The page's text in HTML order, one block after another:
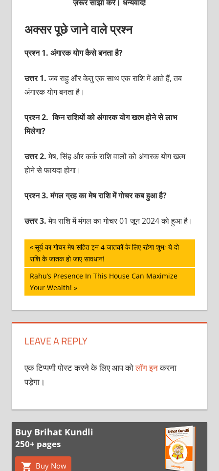
ज़रूर साझा करें। धन्यवाद!
अक्सर पूछे जाने वाले प्रश्न
प्रश्न 1. अंगारक योग कैसे बनता है?
उत्तर 1.जब राहु और केतु एक साथ एक राशि में आते हैं, तब
अंगारक योग बनता है।
प्रश्न 2. किन राशियों को अंगारक योग खत्म होने से लाभ
मिलेगा?
उत्तर 2.मेष, सिंह और कर्क राशि वालों को अंगारक योग खत्म
होने से फायदा होगा।
प्रश्न 3. मंगल ग्रह का मेष राशि में गोचर कब हुआ है?
उत्तर 3.मेष राशि में मंगल का गोचर 01 जून 2024 को हुआ है।
पोस्ट
नेविगेशन
Previous
Post:
सूर्य का गोचर मेष सहित इन 4 जातकों के लिए रहेगा शुभ; ये दो
राशि के जातक हो जाए सावधान!
Next
Post:
Rahu’s Presence In This House Can Maximize
Your Wealth!
LEAVE A REPLY
एक टिप्पणी पोस्ट करने के लिए आप कोलॉग इनकरना
पड़ेगा।
Buy Brihat Kundli
250+ pages
Buy Now